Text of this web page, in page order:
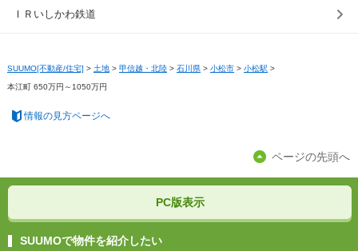
ＩＲいしかわ鉄道
SUUMO[不動産/住宅] > 土地 > 甲信越・北陸 > 石川県 > 小松市 > 小松駅 >
本江町 650万円～1050万円
情報の見方ページへ
ページの先頭へ
PC版表示
SUUMOで物件を紹介したい